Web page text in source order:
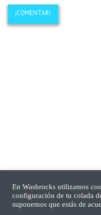
En Washrocks utilizamos
configuración de tu colada
suponemos que estás de